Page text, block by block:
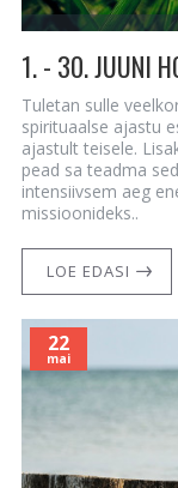
Tuletan sulle
spirituaalse ajastu
ajastult teisele.
pead sa teadma
intensiivsem aeg
missioonideks..
LOE EDASI
22
mai